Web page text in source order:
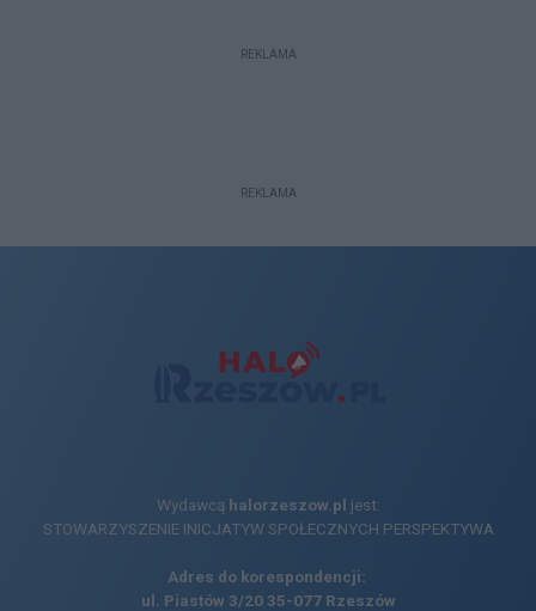
REKLAMA
REKLAMA
Wydawcą halorzeszow.pl jest:
STOWARZYSZENIE INICJATYW SPOŁECZNYCH PERSPEKTYWA
Adres do korespondencji:
ul. Piastów 3/20 35-077 Rzeszów